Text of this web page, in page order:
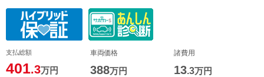
支払総額
401.3万円
車両価格
388万円
諸費用
13.3万円